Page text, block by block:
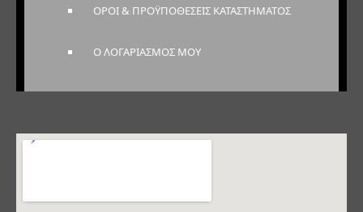
ΟΡΟΙ & ΠΡΟΫΠΟΘΕΣΕΙΣ ΚΑΤΑΣΤΗΜΑΤΟΣ
Ο ΛΟΓΑΡΙΑΣΜΟΣ ΜΟΥ